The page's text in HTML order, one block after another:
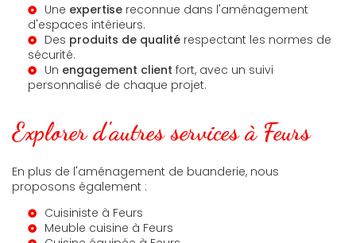
Une expertise reconnue dans l'aménagement
d'espaces intérieurs.
Des produits de qualité respectant les normes de
sécurité.
Un engagement client fort, avec un suivi
personnalisé de chaque projet.
Explorer d'autres services à Feurs
En plus de l'aménagement de buanderie, nous
proposons également :
Cuisiniste à Feurs
Meuble cuisine à Feurs